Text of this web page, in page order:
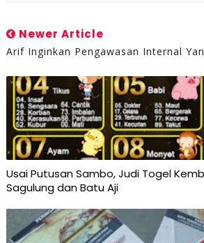
Newer Article
Arif Inginkan Pengawasan Internal
Usai Putusan Sambo, Judi Togel
Sagulung dan Batu Aji